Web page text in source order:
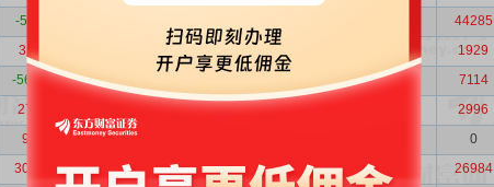
-5648 44285
3118 1929
-56820 2310162 55 49 7114
2708 76305 155319 2996
975 2345 0
30346 840107 809761 1649868 80 26984